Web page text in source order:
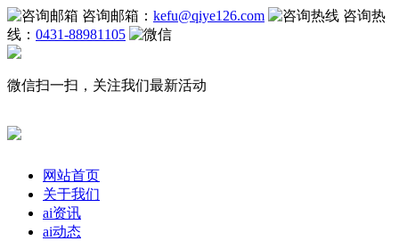
咨询邮箱： kefu@qiye126.com
咨询热
线： 0431-88981105
微信扫一扫，关注我们最新活动
网站首页
关于我们
ai资讯
ai动态